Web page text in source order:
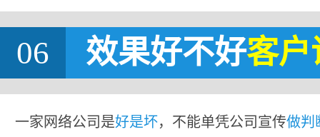
06 效果好不好客户
一家网络公司是好是坏，不能单凭公司宣传做判